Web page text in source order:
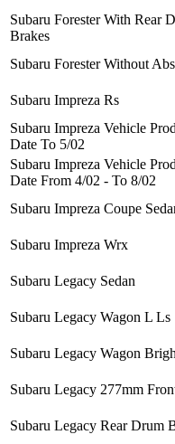
Subaru Forester With Rear
Brakes
Subaru Forester Without Abs
Subaru Impreza Rs
Subaru Impreza Vehicle
Date To 5/02
Subaru Impreza Vehicle
Date From 4/02 - To 8/02
Subaru Impreza Coupe
Subaru Impreza Wrx
Subaru Legacy Sedan
Subaru Legacy Wagon L Ls
Subaru Legacy Wagon
Subaru Legacy 277mm
Subaru Legacy Rear Drum